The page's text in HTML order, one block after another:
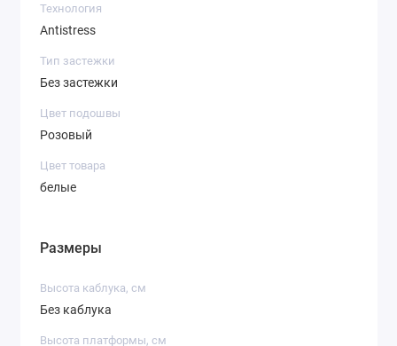
Технология
Antistress
Тип застежки
Без застежки
Цвет подошвы
Розовый
Цвет товара
белые
Размеры
Высота каблука, см
Без каблука
Высота платформы, см